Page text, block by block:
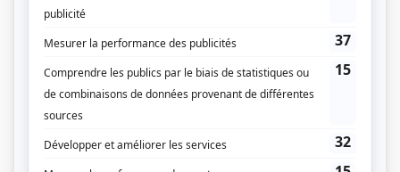
Musique
David Fleming
Hans Zimmer
Compagnie de production